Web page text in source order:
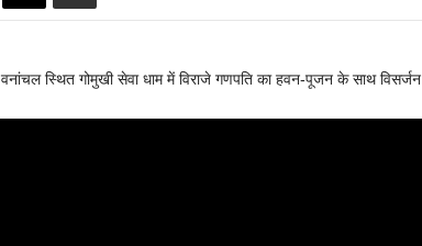
स्थित गोमुखी सेवा धाम में विराजे गणपति का हवन-पूजन के साथ विसर्जन